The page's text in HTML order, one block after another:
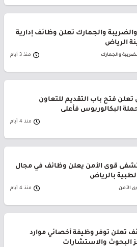
والضريبة والجمارك تعلن وظائف إدارية
الرياض
والجمارك منذ 3 أيام
تعلن فتح باب التقديم للتعاون
البكالوريوس فأعلى
منذ 4 أيام
قوى الأمن يعلن وظائف في مجال
بالرياض
الأمن منذ 4 أيام
تعلن توفر وظيفة أخصائي موارد
البحوث والاستشارات